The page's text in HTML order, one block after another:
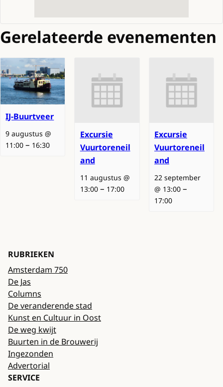
Gerelateerde evenementen
IJ-Buurtveer
9 augustus @
11:00 – 16:30
Excursie
Vuurtoreneil
and
11 augustus @
13:00– 17:00
Excursie
Vuurtoreneil
and
22 september
@ 13:00–
17:00
RUBRIEKEN
Amsterdam 750
De Jas
Columns
De veranderende stad
Kunst en Cultuur in Oost
De weg kwijt
Buurten in de Brouwerij
Ingezonden
Advertorial
SERVICE